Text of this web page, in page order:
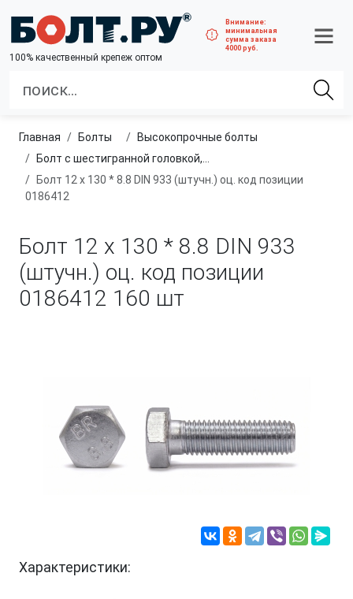
100% качественный крепеж оптом
Внимание:
минимальная
сумма заказа
4000 руб.
Главная болты
высокопрочные болты
Болт с шестигранной головкой, полная резьба, класс прочности 8.8
Болт 12 х 130 * 8.8 DIN 933 (штучн.) оц. код позиции
0186412
Болт 12 х 130 * 8.8 DIN 933
(штучн.) оц. код позиции
0186412 160 шт
Характеристики: